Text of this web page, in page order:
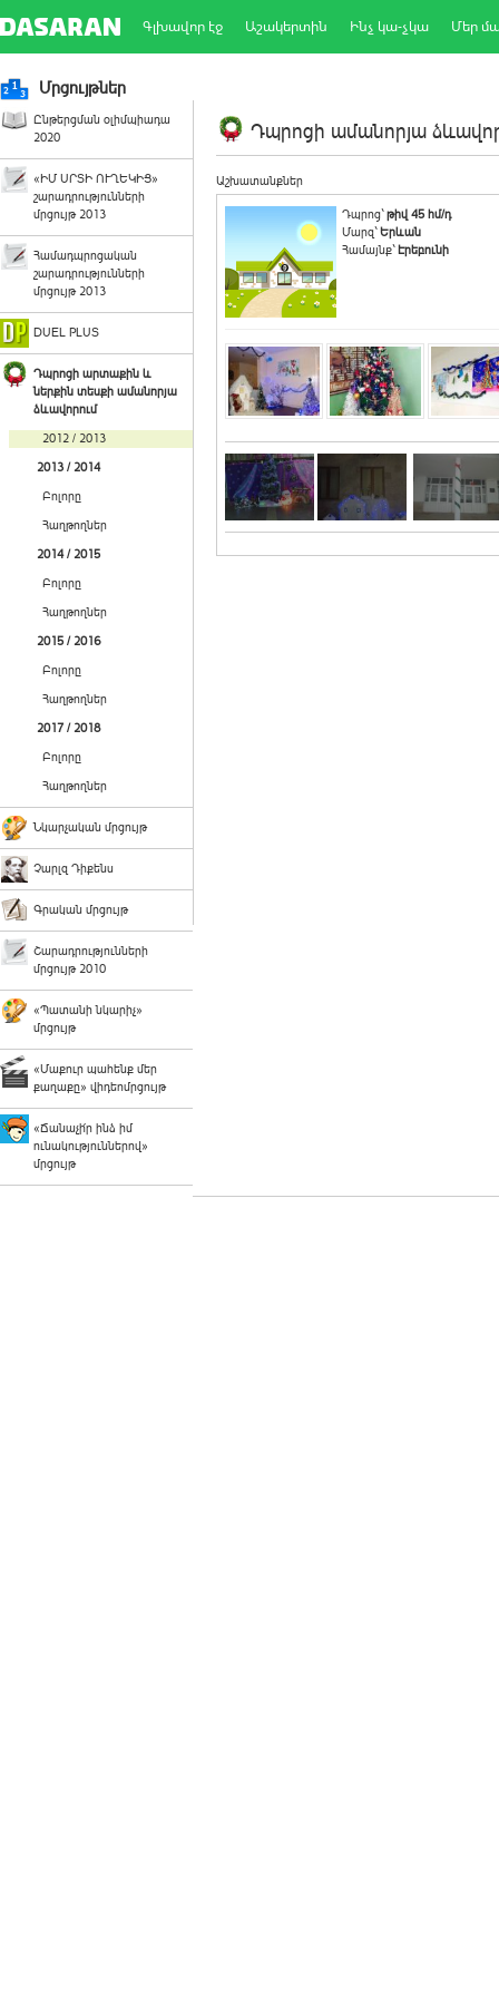
Գլխավոր էջ Աշակերտին Ինչ կա-չկա Մեր
Մրցույթներ
Ընթերցման օլիմպիադա
2020
«ԻՄ ՍՐՏԻ ՈՒՂԵԿԻՑ»
շարադրությունների
մրցույթ 2013
Համադպրոցական
շարադրությունների
մրցույթ 2013
DUEL PLUS
Դպրոցի արտաքին և
ներքին տեսքի ամանորյա
ձևավորում
2012 / 2013
2013 / 2014
Բոլորը
Հաղթողներ
2014 / 2015
Բոլորը
Հաղթողներ
2015 / 2016
Բոլորը
Հաղթողներ
2017 / 2018
Բոլորը
Հաղթողներ
Նկարչական մրցույթ
Չարլզ Դիքենս
Գրական մրցույթ
Շարադրությունների
մրցույթ 2010
«Պատանի նկարիչ»
մրցույթ
«Մաքուր պահենք մեր
քաղաքը» վիդեոմրցույթ
«Ճանաչի՛ր ինձ իմ
ունակություններով»
մրցույթ
Դպրոցի ամանորյա
Աշխատանքներ
Դպրոց`թիվ 45 հմ/դ
Մարզ`Երևան
Համայնք` Էրեբունի